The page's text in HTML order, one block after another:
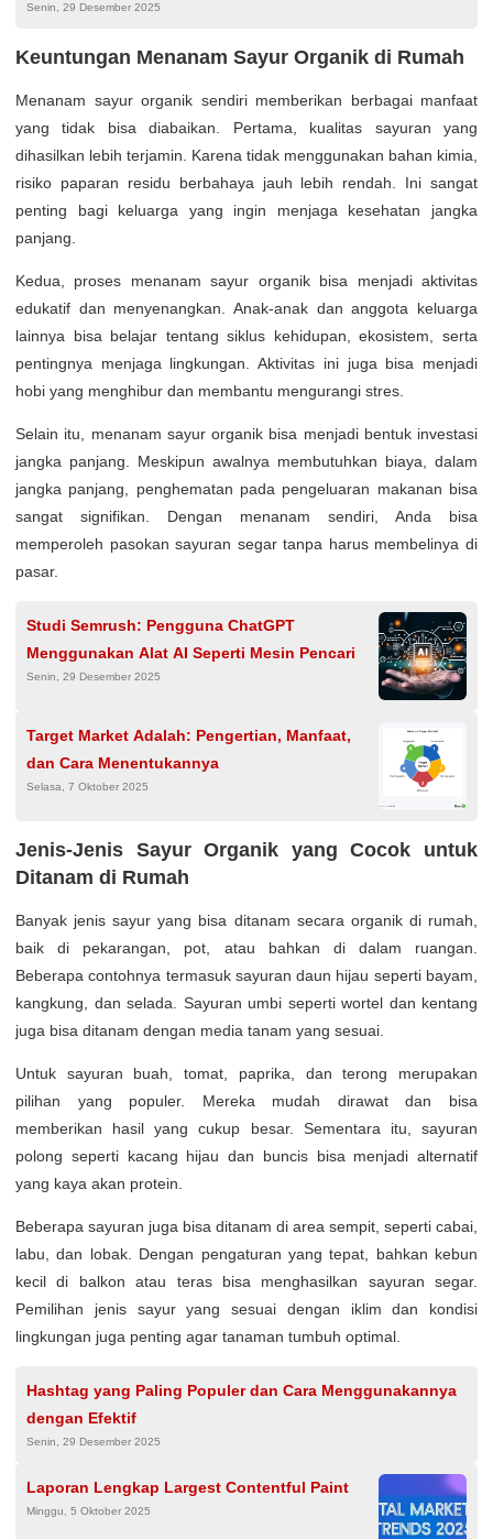
Senin, 29 Desember 2025
Keuntungan Menanam Sayur Organik di Rumah
Menanam sayur organik sendiri memberikan berbagai manfaat
yang tidak bisa diabaikan. Pertama, kualitas sayuran yang
dihasilkan lebih terjamin. Karena tidak menggunakan bahan kimia,
risiko paparan residu berbahaya jauh lebih rendah. Ini sangat
penting bagi keluarga yang ingin menjaga kesehatan jangka
panjang.
Kedua, proses menanam sayur organik bisa menjadi aktivitas
edukatif dan menyenangkan. Anak-anak dan anggota keluarga
lainnya bisa belajar tentang siklus kehidupan, ekosistem, serta
pentingnya menjaga lingkungan. Aktivitas ini juga bisa menjadi
hobi yang menghibur dan membantu mengurangi stres.
Selain itu, menanam sayur organik bisa menjadi bentuk investasi
jangka panjang. Meskipun awalnya membutuhkan biaya, dalam
jangka panjang, penghematan pada pengeluaran makanan bisa
sangat signifikan. Dengan menanam sendiri, Anda bisa
memperoleh pasokan sayuran segar tanpa harus membelinya di
pasar.
Studi Semrush: Pengguna ChatGPT
Menggunakan Alat AI Seperti Mesin Pencari
Senin, 29 Desember 2025
Target Market Adalah: Pengertian, Manfaat,
dan Cara Menentukannya
Selasa, 7 Oktober 2025
Jenis-Jenis Sayur Organik yang Cocok untuk
Ditanam di Rumah
Banyak jenis sayur yang bisa ditanam secara organik di rumah,
baik di pekarangan, pot, atau bahkan di dalam ruangan.
Beberapa contohnya termasuk sayuran daun hijau seperti bayam,
kangkung, dan selada. Sayuran umbi seperti wortel dan kentang
juga bisa ditanam dengan media tanam yang sesuai.
Untuk sayuran buah, tomat, paprika, dan terong merupakan
pilihan yang populer. Mereka mudah dirawat dan bisa
memberikan hasil yang cukup besar. Sementara itu, sayuran
polong seperti kacang hijau dan buncis bisa menjadi alternatif
yang kaya akan protein.
Beberapa sayuran juga bisa ditanam di area sempit, seperti cabai,
labu, dan lobak. Dengan pengaturan yang tepat, bahkan kebun
kecil di balkon atau teras bisa menghasilkan sayuran segar.
Pemilihan jenis sayur yang sesuai dengan iklim dan kondisi
lingkungan juga penting agar tanaman tumbuh optimal.
Hashtag yang Paling Populer dan Cara Menggunakannya
dengan Efektif
Senin, 29 Desember 2025
Laporan Lengkap Largest Contentful Paint
Minggu, 5 Oktober 2025